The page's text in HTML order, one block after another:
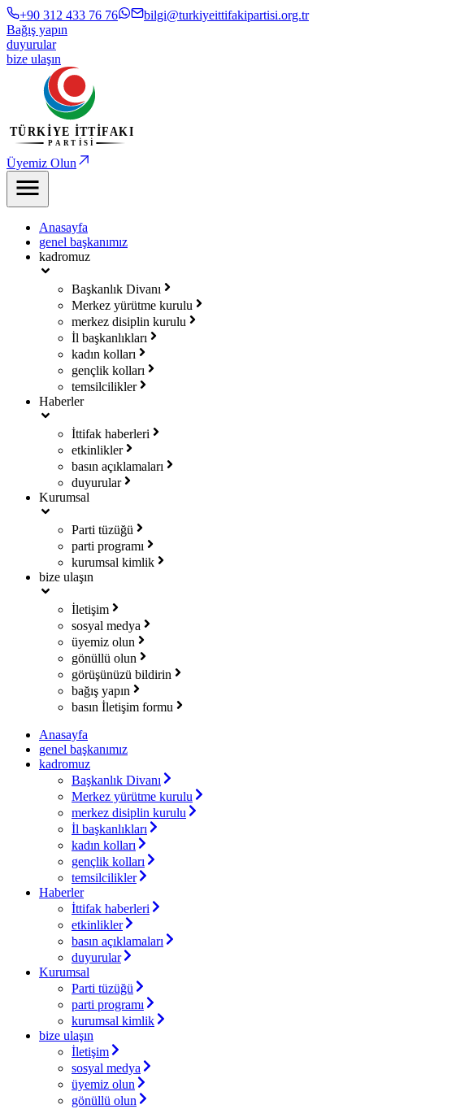
+90 312 433 76 76
bilgi@turkiyeittifakipartisi.org.tr
Bağış yapın
duyurular
bize ulaşın
Üyemiz Olun
Anasayfa
genel başkanımız
kadromuz
Başkanlık Divanı
Merkez yürütme kurulu
merkez disiplin kurulu
İl başkanlıkları
kadın kolları
gençlik kolları
temsilcilikler
Haberler
İttifak haberleri
etkinlikler
basın açıklamaları
duyurular
Kurumsal
Parti tüzüğü
parti programı
kurumsal kimlik
bize ulaşın
İletişim
sosyal medya
üyemiz olun
gönüllü olun
görüşünüzü bildirin
bağış yapın
basın İletişim formu
Anasayfa
genel başkanımız
kadromuz
Başkanlık Divanı
Merkez yürütme kurulu
merkez disiplin kurulu
İl başkanlıkları
kadın kolları
gençlik kolları
temsilcilikler
Haberler
İttifak haberleri
etkinlikler
basın açıklamaları
duyurular
Kurumsal
Parti tüzüğü
parti programı
kurumsal kimlik
bize ulaşın
İletişim
sosyal medya
üyemiz olun
gönüllü olun